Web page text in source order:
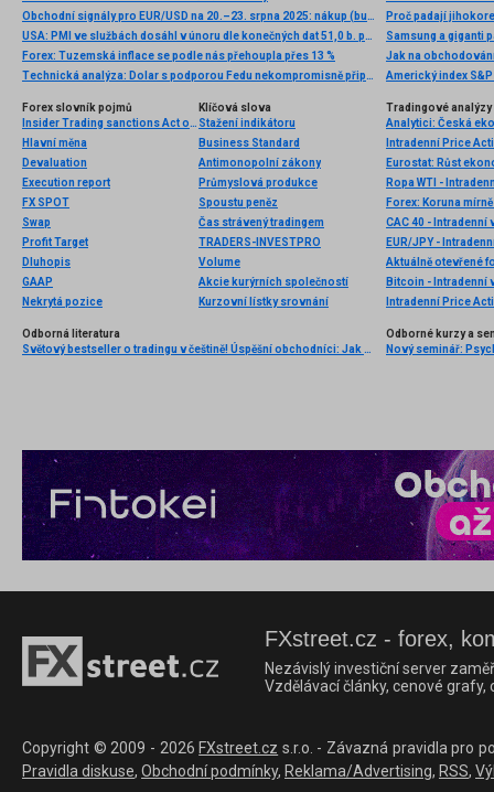
Obchodní signály pro EUR/USD na 20.–23. srpna 2025: nákup (buy) nad 1,1650 (200 EMA – 7/8 Murray)
USA: PMI ve službách dosáhl v únoru dle konečných dat 51,0 b. při očekávání 49,7 b.
Forex: Tuzemská inflace se podle nás přehoupla přes 13 %
Technická analýza: Dolar s podporou Fedu nekompromisně připisoval zisky
Proč padají
Samsung a giganti
Jak na
Forex slovník pojmů
Insider Trading sanctions Act of 1984
Hlavní měna
Devaluation
Execution report
FX SPOT
Swap
Profit Target
Dluhopis
GAAP
Nekrytá pozice
Klíčová slova
Stažení indikátoru
Business Standard
Antimonopolní zákony
Průmyslová produkce
Spoustu peněz
Čas strávený tradingem
TRADERS-INVESTPRO
Volume
Akcie kurýrních společností
Kurzovní lístky srovnání
Tradingové analýzy
Analytici: Česká
Intradenní Price
Eurostat: Růst
Ropa WTI -
Forex: Koruna
CAC 40 - Intradenní
EUR/JPY -
Aktuálně otevřené
Bitcoin - Intradenní
Intradenní Price
Odborná literatura
Světový bestseller o tradingu v češtině! Úspěšní obchodníci: Jak běžní lidé porážejí Wall Street v jeho vlastní hře
Odborné kurzy a
FXstreet.cz - forex,
Nezávislý investiční server
Vzdělávací články, cenové
Copyright © 2009 - 2026 FXstreet.cz s.r.o. - Závazná pravidla pro
Pravidla diskuse, Obchodní podmínky, Reklama/Advertising, RSS,